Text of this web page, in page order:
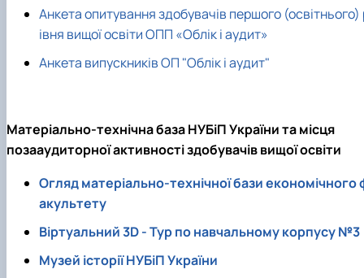
Анкета опитування здобувачів першого (освітнього)
івня вищої освіти ОПП «Облік і аудит»
Анкета випускників ОП "Облік і аудит"
Матеріально-технічна база НУБіП України та місця
позааудиторної активності здобувачів вищої освіти
Огляд матеріально-технічної бази економічного
акультету
Віртуальний 3D - Тур по навчальному корпусу №3
Музей історії НУБіП України